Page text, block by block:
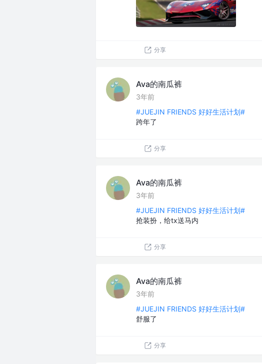
分享
Ava的南瓜裤
3年前
#JUEJIN FRIENDS 好好生活计划#
跨年了
分享
Ava的南瓜裤
3年前
#JUEJIN FRIENDS 好好生活计划#
抢装扮，给tx送马内
分享
Ava的南瓜裤
3年前
#JUEJIN FRIENDS 好好生活计划#
舒服了
分享